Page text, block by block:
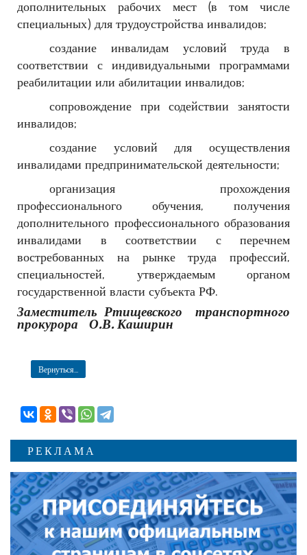
дополнительных рабочих мест (в том числе
специальных) для трудоустройства инвалидов;
создание инвалидам условий труда в
соответствии с индивидуальными программами
реабилитации или абилитации инвалидов;
сопровождение при содействии занятости
инвалидов;
создание условий для осуществления
инвалидами предпринимательской деятельности;
организация прохождения
профессионального обучения, получения
дополнительного профессионального образования
инвалидами в соответствии с перечнем
востребованных на рынке труда профессий,
специальностей, утверждаемым органом
государственной власти субъекта РФ.
Заместитель Ртищевского транспортного
прокурора О.В. Каширин
Вернуться...
РЕКЛАМА